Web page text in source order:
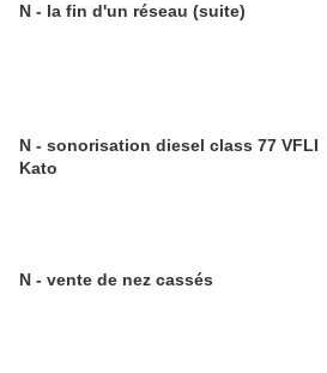
N - la fin d'un réseau (suite)
N - sonorisation diesel class 77 VFLI
Kato
N - vente de nez cassés